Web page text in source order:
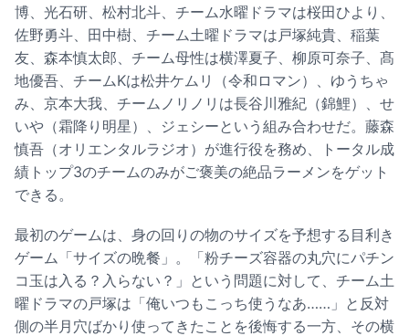
博、光石研、松村北斗、チーム水曜ドラマは桜田ひより、
佐野勇斗、田中樹、チーム土曜ドラマは戸塚純貴、稲葉
友、森本慎太郎、チーム母性は横澤夏子、柳原可奈子、髙
地優吾、チームKは松井ケムリ（令和ロマン）、ゆうちゃ
み、京本大我、チームノリノリは長谷川雅紀（錦鯉）、せ
いや（霜降り明星）、ジェシーという組み合わせだ。藤森
慎吾（オリエンタルラジオ）が進行役を務め、トータル成
績トップ3のチームのみがご褒美の絶品ラーメンをゲット
できる。
最初のゲームは、身の回りの物のサイズを予想する目利き
ゲーム「サイズの晩餐」。「粉チーズ容器の丸穴にパチン
コ玉は入る？入らない？」という問題に対して、チーム土
曜ドラマの戸塚は「俺いつもこっち使うなあ……」と反対
側の半月穴ばかり使ってきたことを後悔する一方、その横